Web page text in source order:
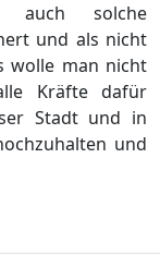
auch solche
und als nicht
wolle man nicht
Kräfte dafür
Stadt und in
und